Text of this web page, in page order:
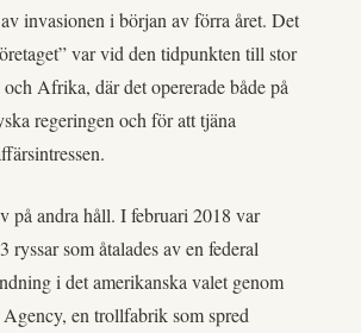
invasionen i början av förra året. Det
var vid den tidpunkten till stor
Afrika, där det opererade både på
regeringen och för att tjäna
på andra håll. I februari 2018 var
ryssar som åtalades av en federal
i det amerikanska valet genom
en trollfabrik som spred